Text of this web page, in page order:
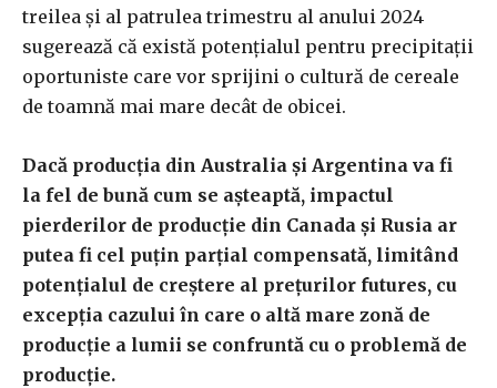
treilea și al patrulea trimestru al anului 2024
sugerează că există potențialul pentru precipitații
oportuniste care vor sprijini o cultură de cereale
de toamnă mai mare decât de obicei.
Dacă producția din Australia și Argentina va fi
la fel de bună cum se așteaptă, impactul
pierderilor de producție din Canada și Rusia ar
putea fi cel puțin parțial compensată, limitând
potențialul de creștere al prețurilor futures, cu
excepția cazului în care o altă mare zonă de
producție a lumii se confruntă cu o problemă de
producție.